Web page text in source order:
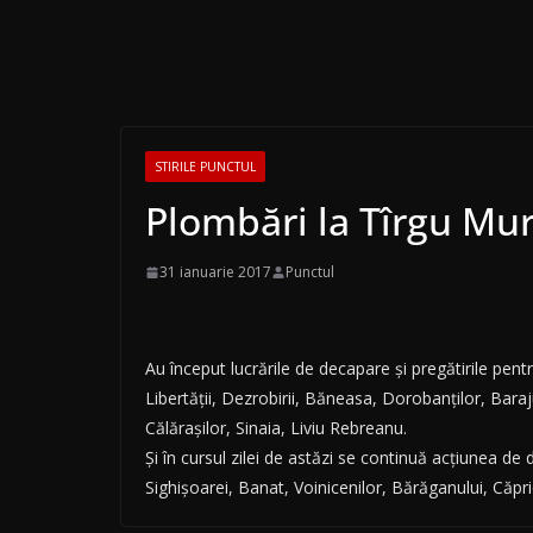
STIRILE PUNCTUL
Plombări la Tîrgu
31 ianuarie 2017 Punctul
Au început lucrările de decapare și pregătirile
Libertății, Dezrobirii, Băneasa, Dorobanților,
Călărașilor, Sinaia, Liviu Rebreanu.
Și în cursul zilei de astăzi se continuă acțiunea
Sighișoarei, Banat, Voinicenilor, Bărăganului,